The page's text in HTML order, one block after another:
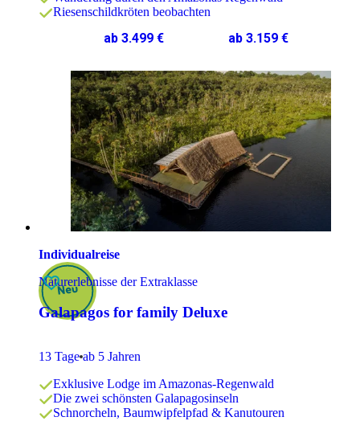
Riesenschildkröten beobachten
ab 3.499 € ab 3.159 €
Individualreise
Naturerlebnisse der Extraklasse
Galapagos for family Deluxe
13 Tage ab 5 Jahren
Exklusive Lodge im Amazonas-Regenwald
Die zwei schönsten Galapagosinseln
Schnorcheln, Baumwipfelpfad & Kanutouren